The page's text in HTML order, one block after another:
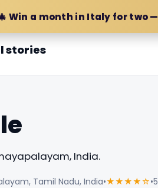
Win a month in Italy for two
stories
India.
Tamil Nadu, India•★★★★☆•